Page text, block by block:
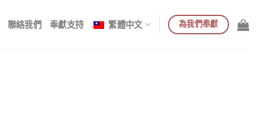
聯絡我們 奉獻支持 繁體中文 為我們奉獻